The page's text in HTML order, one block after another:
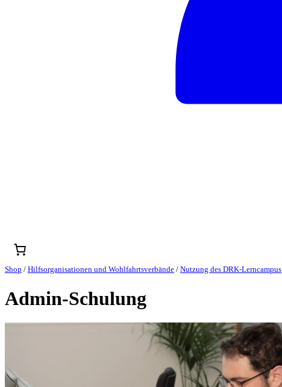
Shop / Hilfsorganisationen und Wohlfahrtsverbände / Nutzung des DRK-Lerncampus
Admin-Schulung